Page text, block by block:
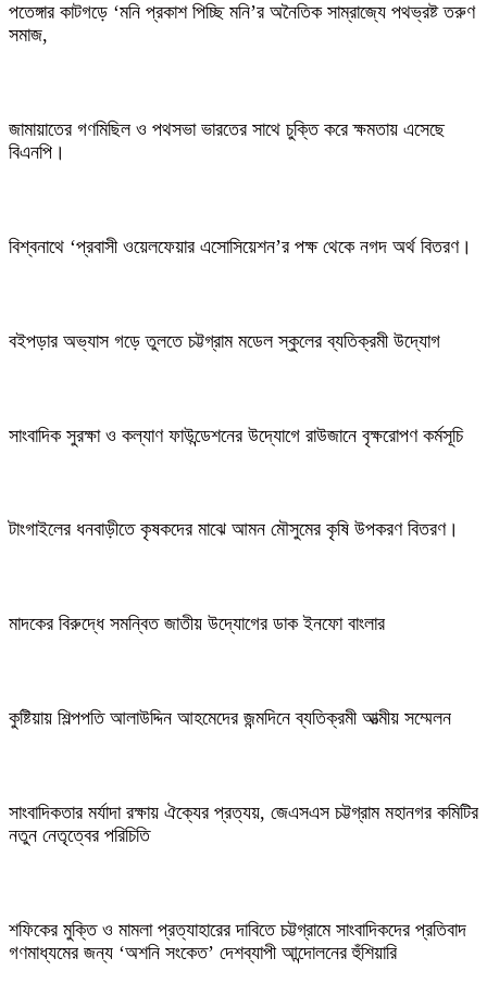
পতেঙ্গার কাটগড়ে ‘মনি প্রকাশ পিচ্ছি মনি’র অনৈতিক সাম্রাজ্যে পথভ্রষ্ট তরুণ
সমাজ,
জামায়াতের গণমিছিল ও পথসভা ভারতের সাথে চুক্তি করে ক্ষমতায় এসেছে
বিএনপি।
বিশ্বনাথে ‘প্রবাসী ওয়েলফেয়ার এসোসিয়েশন’র পক্ষ থেকে নগদ অর্থ বিতরণ।
বইপড়ার অভ্যাস গড়ে তুলতে চট্টগ্রাম মডেল স্কুলের ব্যতিক্রমী উদ্যোগ
সাংবাদিক সুরক্ষা ও কল্যাণ ফাউন্ডেশনের উদ্যোগে রাউজানে বৃক্ষরোপণ কর্মসূচি
টাংগাইলের ধনবাড়ীতে কৃষকদের মাঝে আমন মৌসুমের কৃষি উপকরণ বিতরণ।
মাদকের বিরুদ্ধে সমন্বিত জাতীয় উদ্যোগের ডাক ইনফো বাংলার
কুষ্টিয়ায় শিল্পপতি আলাউদ্দিন আহমেদের জন্মদিনে ব্যতিক্রমী আত্মীয় সম্মেলন
সাংবাদিকতার মর্যাদা রক্ষায় ঐক্যের প্রত্যয়, জেএসএস চট্টগ্রাম মহানগর কমিটির
নতুন নেতৃত্বের পরিচিতি
শফিকের মুক্তি ও মামলা প্রত্যাহারের দাবিতে চট্টগ্রামে সাংবাদিকদের প্রতিবাদ
গণমাধ্যমের জন্য ‘অশনি সংকেত’ দেশব্যাপী আন্দোলনের হুঁশিয়ারি